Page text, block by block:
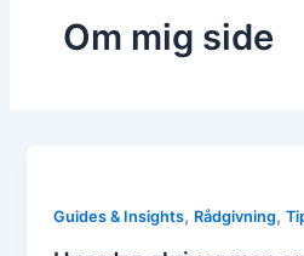
Om mig side
Guides & Insights, Rådgivning,